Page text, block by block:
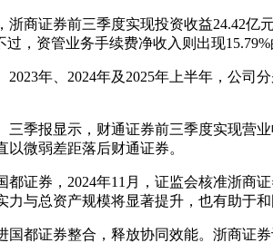
商证券前三季度实现投资收益24.42亿
，资管业务手续费净收入则出现15.79%
年、2024年及2025年上半年，公司
季报显示，财通证券前三季度实现营
微弱差距落后财通证券。
证券，2024年11月，证监会核准浙
与总资产规模将显著提升，也有助于和
都证券整合，释放协同效能。浙商证